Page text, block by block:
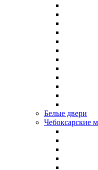
Белые двери
Чебоксарские